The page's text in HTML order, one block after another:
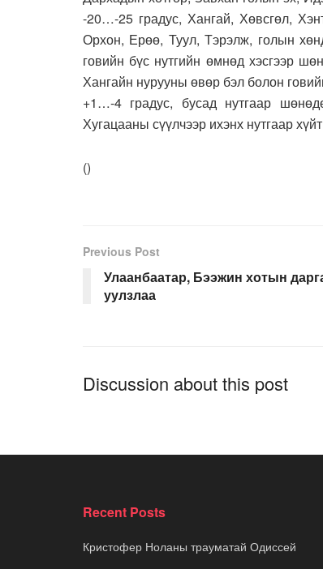
-20…-25 градус, Хангай, Хөвсгөл,
Орхон, Ерөө, Туул, Тэрэлж, голын
говийн бүс нутгийн өмнөд хэсгээр
Хангайн нурууны өвөр бэл болон
+1…-4 градус, бусад нутгаар
Хугацааны сүүлчээр ихэнх нутгаар
()
Previous Post
Улаанбаатар, Бээжин хотын
уулзлаа
Discussion about this post
Recent Posts
Кристофер Ноланы трауматай Одиссей